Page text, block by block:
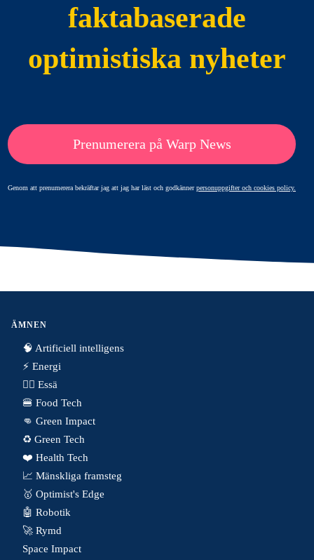
faktabaserade
optimistiska nyheter
Prenumerera på Warp News
Genom att prenumerera bekräftar jag att jag har läst och godkännerpersonuppgifter och cookies policy.
ÄMNEN
🧠 Artificiell intelligens
⚡️ Energi
✍🏼 Essä
🍔 Food Tech
👊 Green Impact
♻️ Green Tech
❤️ Health Tech
📈 Mänskliga framsteg
🥇 Optimist's Edge
🤖 Robotik
🚀 Rymd
Space Impact